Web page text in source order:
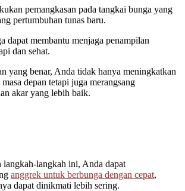
pemangkasan pada tangkai bunga yang
pertumbuhan tunas baru.
dapat membantu menjaga penampilan
dan sehat.
yang benar, Anda tidak hanya meningkatkan
depan tetapi juga merangsang
akar yang lebih baik.
langkah-langkah ini, Anda dapat
anggrek untuk berbunga dengan cepat,
dapat dinikmati lebih sering.